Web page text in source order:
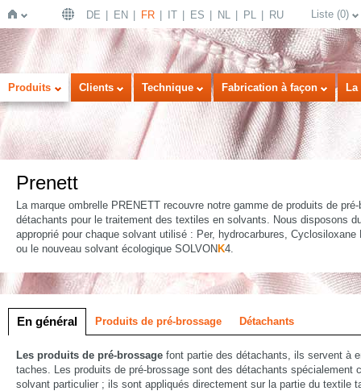
Page
d'accueil
DE EN FR IT ES NL PL RU Liste (0)
Produits Clients Technique Fabrication à façon
Prenett
La marque ombrelle PRENETT recouvre notre gamme de produits de
détachants pour le traitement des textiles en solvants. Nous disposons
approprié pour chaque solvant utilisé : Per, hydrocarbures, Cyclosiloxane
ou le nouveau solvant écologique SOLVON K4.
En général Produits de pré-brossage Détachants
Les produits de pré-brossage font partie des détachants, ils servent à
taches. Les produits de pré-brossage sont des détachants spécialement
solvant particulier ; ils sont appliqués directement sur la partie du textile